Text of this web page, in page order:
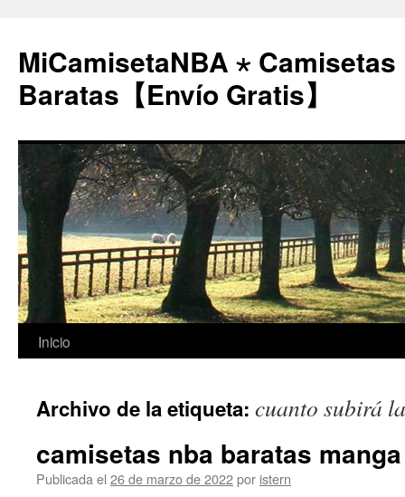
MiCamisetaNBA ⋆ Camisetas
Baratas【Envío Gratis】
Saltar
contenido
Inicio
Archivo de la etiqueta: cuanto subirá
camisetas nba baratas
Publicada el 26 de marzo de 2022por istern